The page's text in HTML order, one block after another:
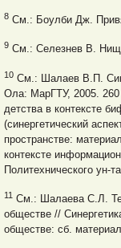
8 См.: Боулби Дж.
9 См.: Селезнев В.
10 См.: Шалаев В.П.
Ола: МарГТУ, 2005.
детства в контексте
(синергетический
пространстве:
контексте
Политехнического ун-
11 См.: Шалаева С.Л.
обществе //
обществе: сб.